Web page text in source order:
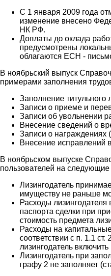
С 1 января 2009 года
изменение внесено
НК РФ.
Доплаты до оклада
предусмотрены
облагаются ЕСН -
В ноябрьский выпуск
примерами заполнения
Заполнение титульного
Записи о приеме и
Записи об увольнении
Внесение сведений о
Записи о награждениях
Внесение исправлений
В ноябрьском выпуске
пользователей на
Лизингодатель
имуществу не раньше
Расходы
паспорта сделки при
стоимость предмета
Расходы на
соответствии с п. 1.1
лизингодатель
Лизингодатель при
графу 2 не заполняет